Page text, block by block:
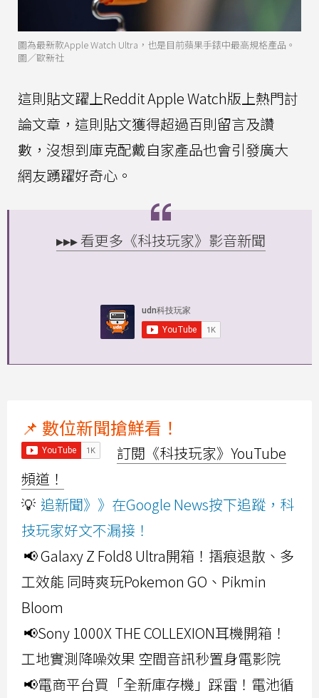
圖為最新款Apple Watch Ultra，也是目前蘋果手錶中最高規格產品。
圖／歐新社
這則貼文躍上Reddit Apple Watch版上熱門討
論文章，這則貼文獲得超過百則留言及讚
數，沒想到庫克配戴自家產品也會引發廣大
網友踴躍好奇心。
▸▸▸ 看更多《科技玩家》影音新聞
📌 數位新聞搶鮮看！
訂閱《科技玩家》YouTube
頻道！
💡 追新聞》》在Google News按下追蹤，科
技玩家好文不漏接！
📢 Galaxy Z Fold8 Ultra開箱！摺痕退散、多
工效能 同時爽玩Pokemon GO、Pikmin
Bloom
📢Sony 1000X THE COLLEXION耳機開箱！
工地實測降噪效果 空間音訊秒置身電影院
📢電商平台買「全新庫存機」踩雷！電池循